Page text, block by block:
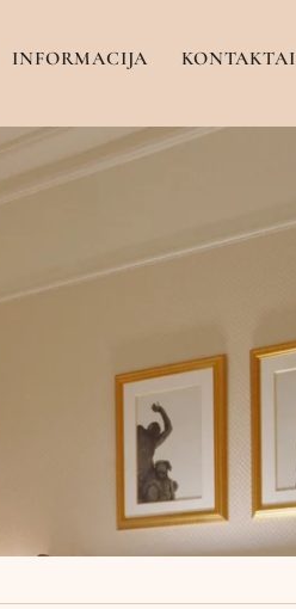
INFORMACIJA KONTAKTAI